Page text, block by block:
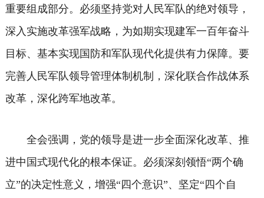
重要组成部分。必须坚持党对人民军队的绝对领导，
深入实施改革强军战略，为如期实现建军一百年奋斗
目标、基本实现国防和军队现代化提供有力保障。要
完善人民军队领导管理体制机制，深化联合作战体系
改革，深化跨军地改革。
全会强调，党的领导是进一步全面深化改革、推
进中国式现代化的根本保证。必须深刻领悟“两个确
立”的决定性意义，增强“四个意识”、坚定“四个自